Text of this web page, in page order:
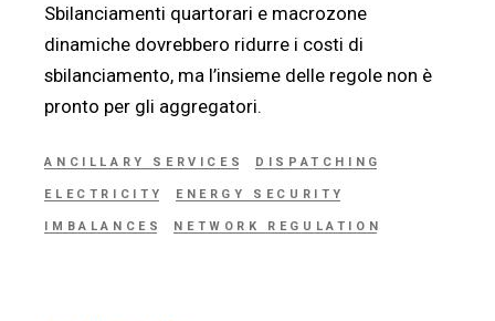
Sbilanciamenti quartorari e macrozone
dinamiche dovrebbero ridurre i costi di
sbilanciamento, ma l’insieme delle regole non è
pronto per gli aggregatori.
ANCILLARY SERVICES DISPATCHING
ELECTRICITY ENERGY SECURITY
IMBALANCES NETWORK REGULATION